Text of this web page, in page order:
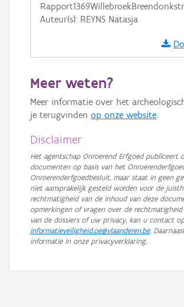
Basis Lagen
Ortho
Auteur(s): REYNS Natasja
Meer weten?
Meer informatie over het
je terugvinden op onze website.
Disclaimer
Het agentschap Onroerend Erfgoed publiceert
documenten op basis van het
Onroerenderfgoedbesluit, maar staat in geen
niet aansprakelijk gesteld worden voor de
rechtmatigheid van de inhoud van deze
opmerkingen of vragen over de
van de dossiers of uw privacy, kan u contact
informatieveiligheid.oe@vlaanderen.be.
informatie in onze privacyverklaring.